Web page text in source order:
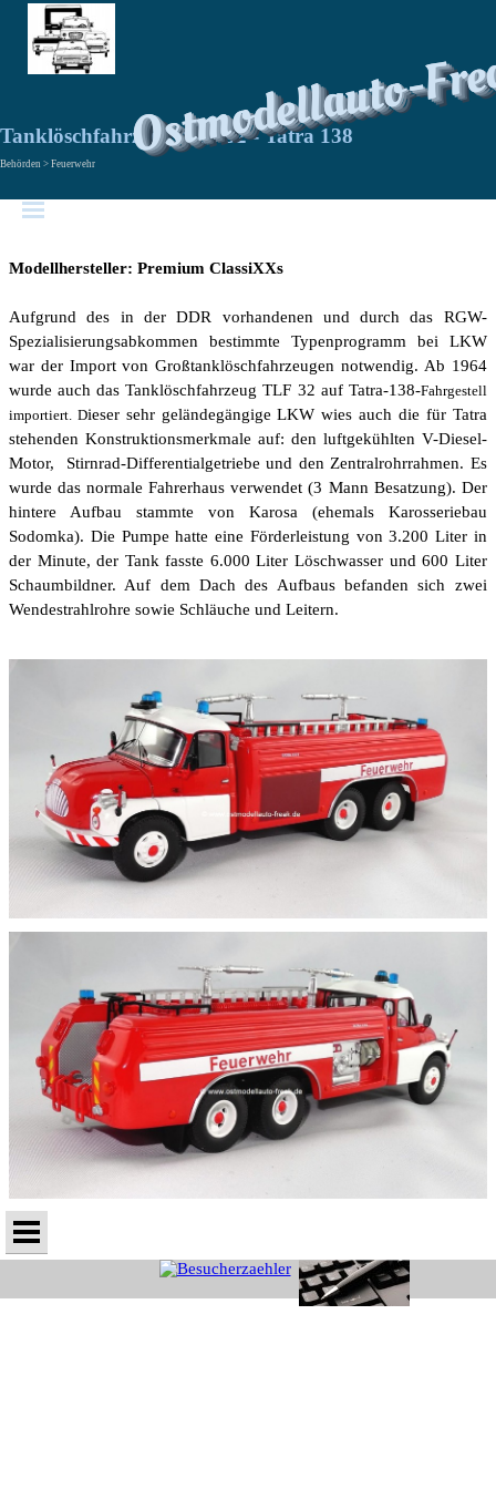
Ostmodellauto-
Tanklöschfahrzeug TLF 32 - Tatra 138
Behörden > Feuerwehr
Modellhersteller: Premium ClassiXXs
Aufgrund des in der DDR vorhandenen und durch das RGW-
Spezialisierungsabkommen bestimmte Typenprogramm bei LKW
war der Import von Großtanklöschfahrzeugen notwendig. Ab 1964
wurde auch das Tanklöschfahrzeug TLF 32 auf Tatra-138-Fahrgestell
importiert. Dieser sehr geländegängige LKW wies auch die für Tatra
stehenden Konstruktionsmerkmale auf: den luftgekühlten V-Diesel-
Motor, Stirnrad-Differentialgetriebe und den Zentralrohrrahmen. Es
wurde das normale Fahrerhaus verwendet (3 Mann Besatzung). Der
hintere Aufbau stammte von Karosa (ehemals Karosseriebau
Sodomka). Die Pumpe hatte eine Förderleistung von 3.200 Liter in
der Minute, der Tank fasste 6.000 Liter Löschwasser und 600 Liter
Schaumbildner. Auf dem Dach des Aufbaus befanden sich zwei
Wendestrahlrohre sowie Schläuche und Leitern.